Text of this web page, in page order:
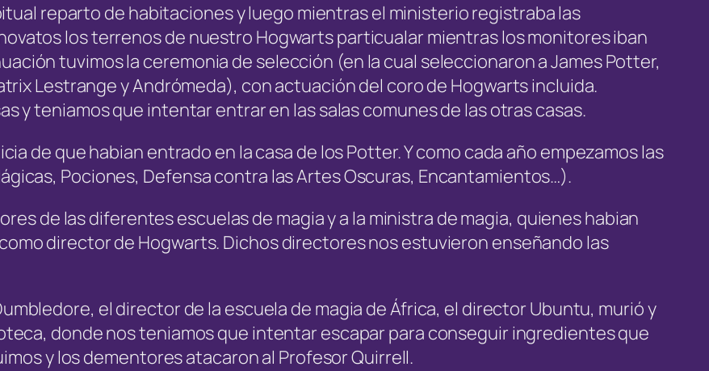
reparto de habitaciones y luego mientras el ministerio registraba las
los terrenos de nuestro Hogwarts particualar mientras los monitores iban
tuvimos la ceremonia de selección (en la cual seleccionaron a James Potter,
Lestrange y Andrómeda), con actuación del coro de Hogwarts incluida.
y teniamos que intentar entrar en las salas comunes de las otras casas.
de que habian entrado en la casa de los Potter. Y como cada año empezamos las
Pociones, Defensa contra las Artes Oscuras, Encantamientos…).
de las diferentes escuelas de magia y a la ministra de magia, quienes habian
director de Hogwarts. Dichos directores nos estuvieron enseñando las
el director de la escuela de magia de África, el director Ubuntu, murió y
donde nos teniamos que intentar escapar para conseguir ingredientes que
y los dementores atacaron al Profesor Quirrell.